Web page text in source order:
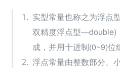
实型常量也称之为浮点
双精度浮点型—double)
成，并用十进制(0~9)位
浮点常量由整数部分、